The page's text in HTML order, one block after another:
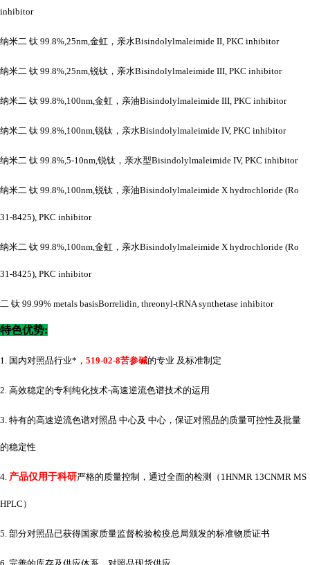
inhibitor
纳米二 钛 99.8%,25nm,金虹，亲水Bisindolylmaleimide II, PKC inhibitor
纳米二 钛 99.8%,25nm,锐钛，亲水Bisindolylmaleimide III, PKC inhibitor
纳米二 钛 99.8%,100nm,金虹，亲油Bisindolylmaleimide III, PKC inhibitor
纳米二 钛 99.8%,100nm,锐钛，亲水Bisindolylmaleimide IV, PKC inhibitor
纳米二 钛 99.8%,5-10nm,锐钛，亲水型Bisindolylmaleimide IV, PKC inhibitor
纳米二 钛 99.8%,100nm,锐钛，亲油Bisindolylmaleimide X hydrochloride (Ro
31-8425), PKC inhibitor
纳米二 钛 99.8%,100nm,金虹，亲水Bisindolylmaleimide X hydrochloride (Ro
31-8425), PKC inhibitor
二 钛 99.99% metals basisBorrelidin, threonyl-tRNA synthetase inhibitor
特色优势:
1. 国内对照品行业*， 519-02-8苦参碱的专业 及标准制定
2. 高效稳定的专利纯化技术-高速逆流色谱技术的运用
3. 特有的高速逆流色谱对照品 中心及 中心，保证对照品的质量可控性及批量
的稳定性
4. 产品仅用于科研严格的质量控制，通过全面的检测（ 1HNMR 13CNMR MS
HPLC）
5. 部分对照品已获得国家质量监督检验检疫总局颁发的标准物质证书